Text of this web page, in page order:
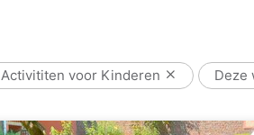
Activititen voor Kinderen Deze